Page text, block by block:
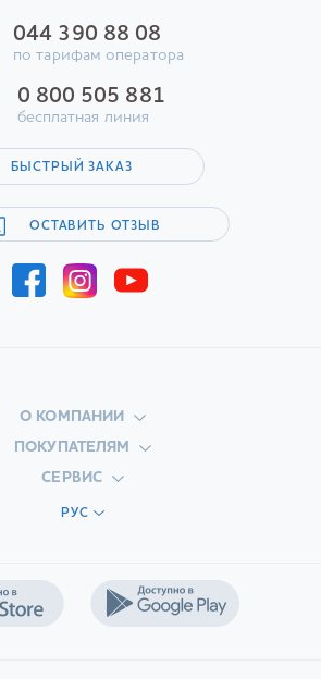
044 390 88 08
по тарифам оператора
0 800 505 881
бесплатная линия
БЫСТРЫЙ ЗАКАЗ
ОСТАВИТЬ ОТЗЫВ
О КОМПАНИИ
ПОКУПАТЕЛЯМ
СЕРВИС
РУС